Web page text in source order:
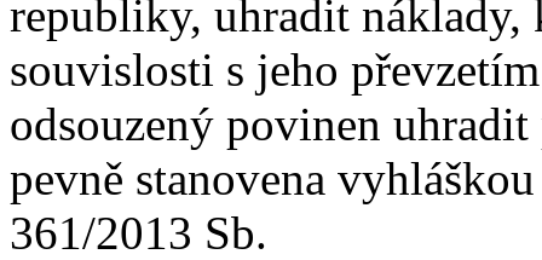
republiky, uhradit náklady,
souvislosti s jeho
odsouzený povinen
pevně stanovena
361/2013 Sb.